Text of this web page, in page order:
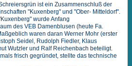
ist ein Zusammenschluß der
"Kuxenberg" und "Ober- Mitteldorf".
wurde Anfang
des VEB Damenblusen (heute Fa.
waren daran Werner Mohr (erster
Seidel, Rudolph Fiedler, Klaus
Wutzler und Ralf Reichenbach beteiligt.
frisch gegründet, stellte das technische